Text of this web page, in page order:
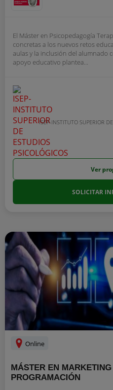
El Máster en Psicopedagogía
concretas a los nuevos retos
aulas y la inclusión del alumnado
apoyo educativo plantea...
ISEP-INSTITUTO SUPERIOR
Ver
SOLICITAR
Online
MÁSTER EN
PROGRAMACIÓN